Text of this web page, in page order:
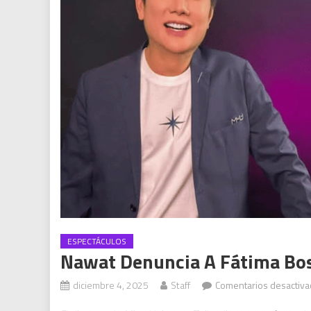
ESPECTÁCULOS
Nawat Denuncia A Fátima
diciembre 4, 2025 Staff Comentarios